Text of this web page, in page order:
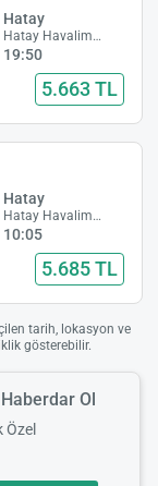
Hatay
Hatay Havalimanı
19:50
5.663 TL
Hatay
Hatay Havalimanı
10:05
5.685 TL
tarih, lokasyon ve
gösterebilir.
Ol
Özel